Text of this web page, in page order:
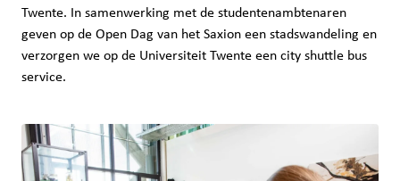
Twente. In samenwerking met de studentenambtenaren
geven op de Open Dag van het Saxion een stadswandeling en
verzorgen we op de Universiteit Twente een city shuttle bus
service.